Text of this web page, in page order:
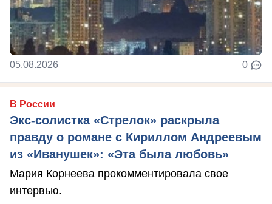
05.08.2026 0
В России
Экс-солистка «Стрелок» раскрыла
правду о романе с Кириллом Андреевым
из «Иванушек»: «Эта была любовь»
Мария Корнеева прокомментировала свое
интервью.